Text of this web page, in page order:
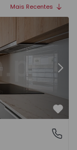
Mais Recentes